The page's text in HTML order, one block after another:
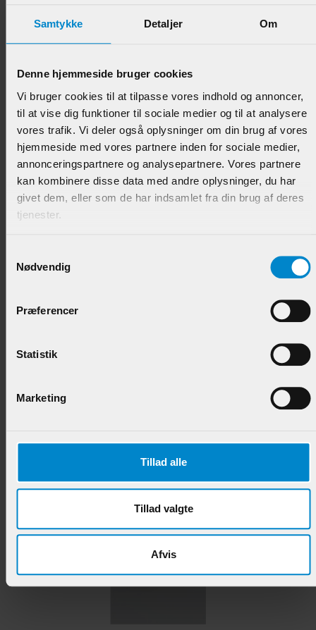
Samtykke Detaljer Om
Denne hjemmeside bruger cookies
Vi bruger cookies til at tilpasse vores indhold og annoncer,
til at vise dig funktioner til sociale medier og til at analysere
vores trafik. Vi deler også oplysninger om din brug af vores
hjemmeside med vores partnere inden for sociale medier,
annonceringspartnere og analysepartnere. Vores partnere
kan kombinere disse data med andre oplysninger, du har
givet dem, eller som de har indsamlet fra din brug af deres
tjenester.
Nødvendig
Præferencer
Statistik
Marketing
Tillad alle
Tillad valgte
Afvis
Vægliste - 6 x 33 mm Fyr
Varenr.:900453
53,95 DKK/M
57,95 DKK/M